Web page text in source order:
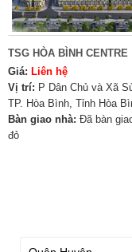
TSG HÒA BÌNH CENTRE
Giá: Liên hệ
Vị trí: P Dân Chủ và Xã
TP. Hòa Bình, Tỉnh Hòa
Bàn giao nhà: Đã bàn
đỏ